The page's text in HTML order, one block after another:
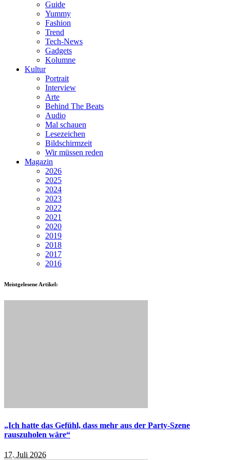
Guide
Yummy
Fashion
Trend
Tech-News
Gadgets
Kolumne
Kultur
Portrait
Interview
Arte
Behind The Beats
Audio
Mal schauen
Lesezeichen
Bildschirmzeit
Wir müssen reden
Magazin
2026
2025
2024
2023
2022
2021
2020
2019
2018
2017
2016
Meistgelesene Artikel:
„Ich hatte das Gefühl, dass mehr aus der Party-Szene
rauszuholen wäre“
17. Juli 2026